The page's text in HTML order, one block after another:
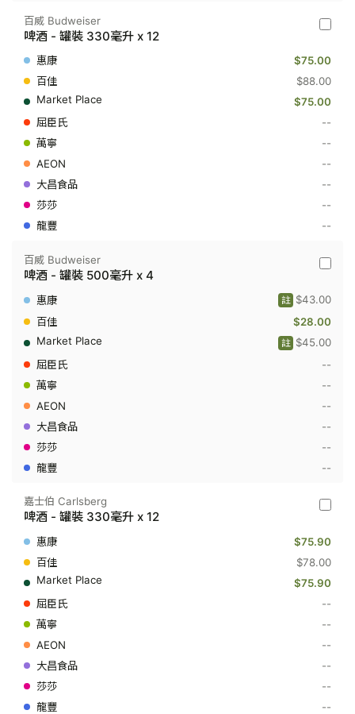
百
-
啤
-
330
升
百威 Budweiser
啤酒 - 罐裝 330毫升 x 12
$75.00
$88.00
$75.00
--
--
--
--
--
--
百
-
啤
-
裝
500
升
百威 Budweiser
啤酒 - 罐裝 500毫升 x 4
$43.00
註
$28.00
$45.00
註
--
--
--
--
--
--
嘉
伯
-
酒
裝
毫
12
嘉士伯 Carlsberg
啤酒 - 罐裝 330毫升 x 12
$75.90
$78.00
$75.90
--
--
--
--
--
--